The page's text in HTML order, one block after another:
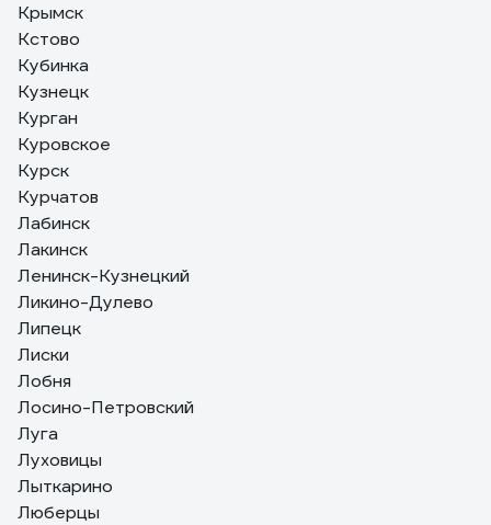
Крымск
Кстово
Кубинка
Кузнецк
Курган
Куровское
Курск
Курчатов
Лабинск
Лакинск
Ленинск-Кузнецкий
Ликино-Дулево
Липецк
Лиски
Лобня
Лосино-Петровский
Луга
Луховицы
Лыткарино
Люберцы